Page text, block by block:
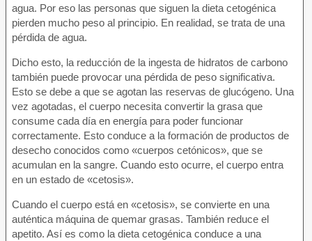
agua. Por eso las personas que siguen la dieta cetogénica
pierden mucho peso al principio. En realidad, se trata de una
pérdida de agua.
Dicho esto, la reducción de la ingesta de hidratos de carbono
también puede provocar una pérdida de peso significativa.
Esto se debe a que se agotan las reservas de glucógeno. Una
vez agotadas, el cuerpo necesita convertir la grasa que
consume cada día en energía para poder funcionar
correctamente. Esto conduce a la formación de productos de
desecho conocidos como «cuerpos cetónicos», que se
acumulan en la sangre. Cuando esto ocurre, el cuerpo entra
en un estado de «cetosis».
Cuando el cuerpo está en «cetosis», se convierte en una
auténtica máquina de quemar grasas. También reduce el
apetito. Así es como la dieta cetogénica conduce a una